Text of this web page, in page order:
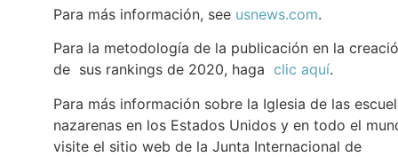
Para más información, see usnews.com.
Para la metodología de la publicación en la
de sus rankings de 2020, haga clic aquí.
Para más información sobre la Iglesia de las
nazarenas en los Estados Unidos y en todo el
visite el sitio web de la Junta Internacional de